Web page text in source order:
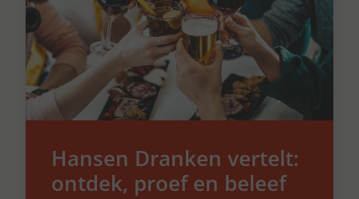
Hansen Dranken vertelt:
ontdek, proef en beleef